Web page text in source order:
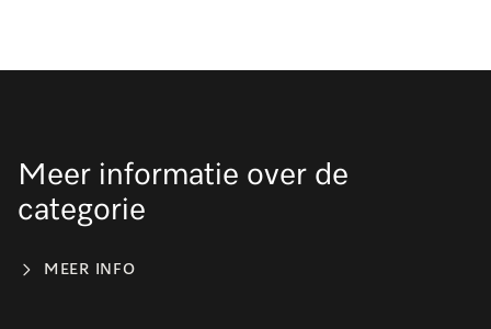
Meer informatie over de
categorie
MEER INFO